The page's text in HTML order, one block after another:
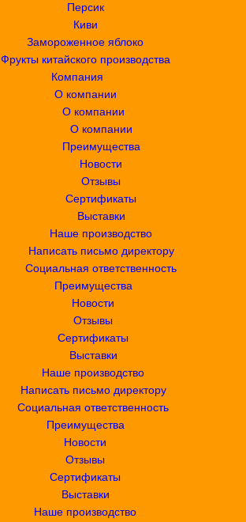
Персик
Киви
Замороженное яблоко
Фрукты китайского производства
Компания
О компании
О компании
О компании
Преимущества
Новости
Отзывы
Сертификаты
Выставки
Наше производство
Написать письмо директору
Социальная ответственность
Преимущества
Новости
Отзывы
Сертификаты
Выставки
Наше производство
Написать письмо директору
Социальная ответственность
Преимущества
Новости
Отзывы
Сертификаты
Выставки
Наше производство